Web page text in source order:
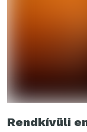
Rendkívüli